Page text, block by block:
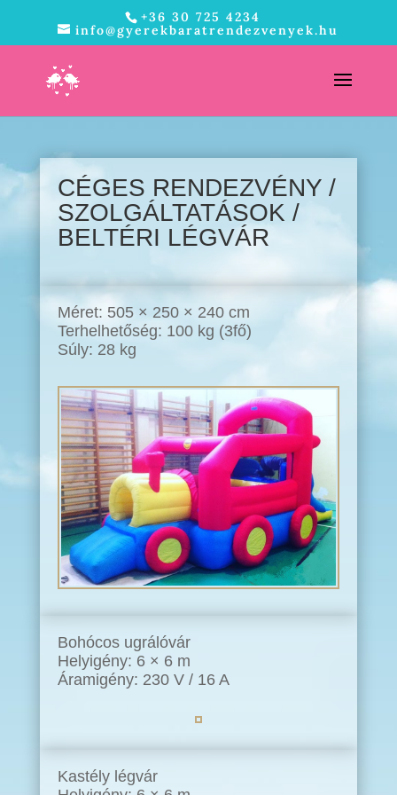
+36 30 725 4234
info@gyerekbaratrendezvenyek.hu
CÉGES RENDEZVÉNY /
SZOLGÁLTATÁSOK /
BELTÉRI LÉGVÁR
Méret: 505 × 250 × 240 cm
Terhelhetőség: 100 kg (3fő)
Súly: 28 kg
Bohócos ugrálóvár
Helyigény: 6 × 6 m
Áramigény: 230 V / 16 A
Kastély légvár